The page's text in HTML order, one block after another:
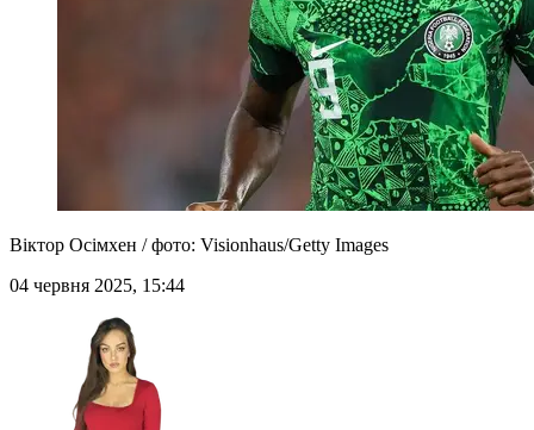
Віктор Осімхен / фото: Visionhaus/Getty Images
04 червня 2025, 15:44